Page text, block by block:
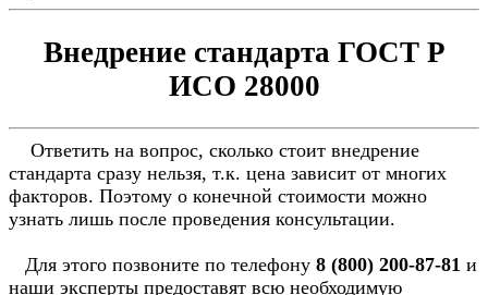
Внедрение стандарта ГОСТ Р
ИСО 28000
Ответить на вопрос, сколько стоит внедрение
стандарта сразу нельзя, т.к. цена зависит от многих
факторов. Поэтому о конечной стоимости можно
узнать лишь после проведения консультации.
Для этого позвоните по телефону 8 (800) 200-87-81 и
наши эксперты предоставят всю необходимую